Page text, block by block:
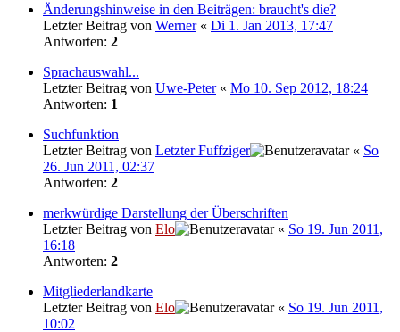
Änderungshinweise in den Beiträgen: braucht's die?
Letzter Beitrag von Werner« Di 1. Jan 2013, 17:47
Antworten: 2
Sprachauswahl...
Letzter Beitrag von Uwe-Peter« Mo 10. Sep 2012, 18:24
Antworten: 1
Suchfunktion
Letzter Beitrag von Letzter Fuffziger « So
26. Jun 2011, 02:37
Antworten: 2
merkwürdige Darstellung der Überschriften
Letzter Beitrag von Elo « So 19. Jun 2011,
16:18
Antworten: 2
Mitgliederlandkarte
Letzter Beitrag von Elo « So 19. Jun 2011,
10:02